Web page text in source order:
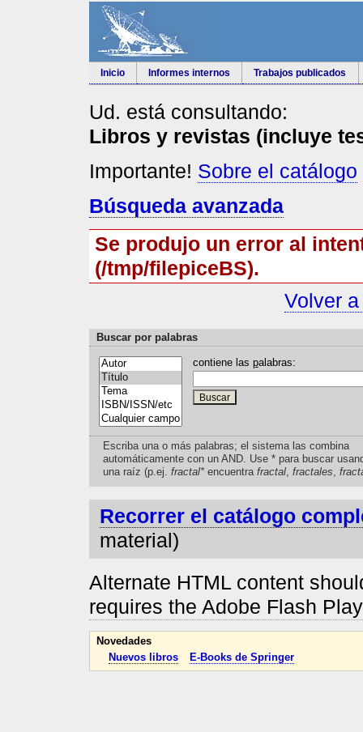
Inicio Informes internos Trabajos publicados
Ud. está consultando:
Libros y revistas (incluye
Importante! Sobre el catálogo
Búsqueda avanzada
Se produjo un error al
(/tmp/filepiceBS).
Volver
Buscar por palabras
contiene las palabras:
Escriba una o más palabras; el sistema las combina
automáticamente con un AND. Use * para buscar
una raíz (p.ej. fractal*encuentra fractal, fractales
Recorrer el catálogo
material)
Alternate HTML content
requires the Adobe Flash
Novedades
Nuevos libros
E-Books de Springer